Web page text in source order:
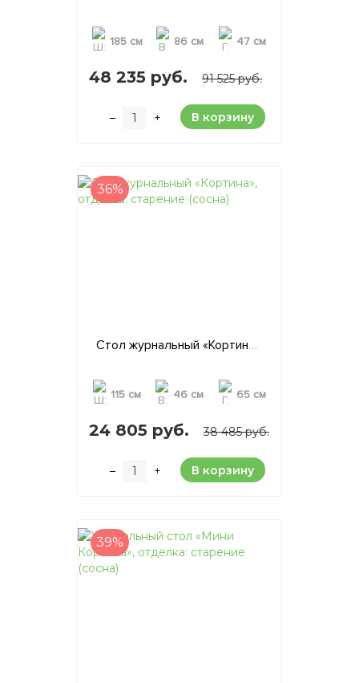
185 см 86 см 47 см
48 235 руб. 91 525 руб.
– + В корзину
36%
Стол журнальный «Кортина», отделка: старение (сосна)
115 см 46 см 65 см
24 805 руб. 38 485 руб.
– + В корзину
39%